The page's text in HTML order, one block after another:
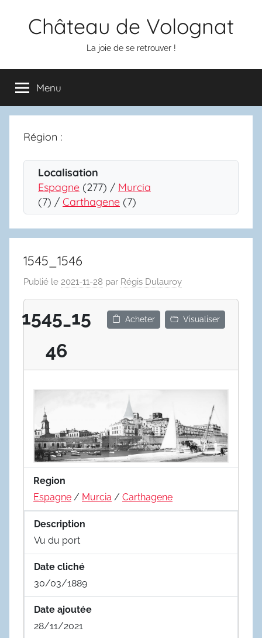
Château de Volognat
La joie de se retrouver !
Menu
Région :
Localisation
Espagne (277) / Murcia
(7) / Carthagene (7)
1545_1546
Publié le 2021-11-28 par Régis Dulauroy
1545_15
46
Acheter Visualiser
Region
Espagne / Murcia / Carthagene
Description
Vu du port
Date cliché
30/03/1889
Date ajoutée
28/11/2021